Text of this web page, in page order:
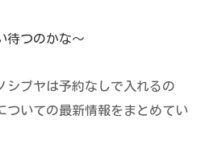
待つのかな～
シブヤは予約なしで入れるの
ついての最新情報をまとめてい